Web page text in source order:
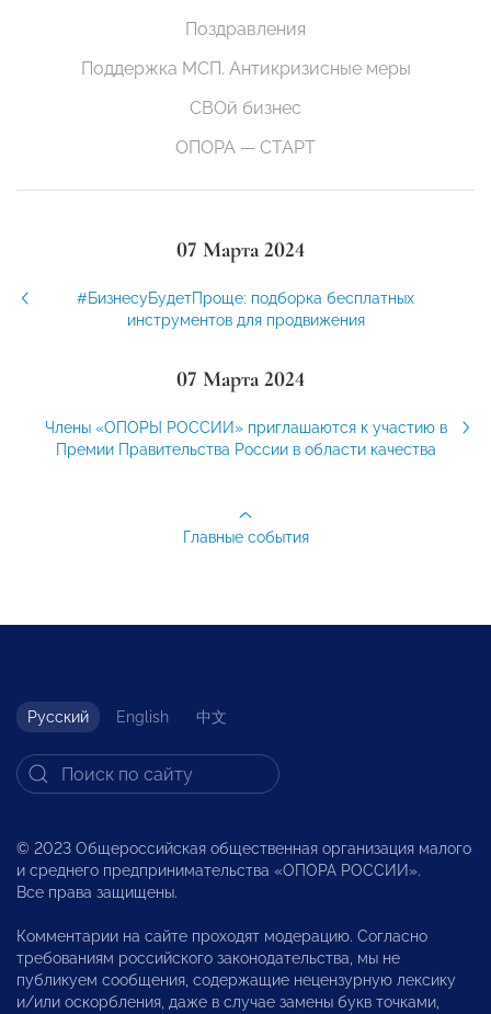
Поздравления
Поддержка МСП. Антикризисные меры
СВОй бизнес
ОПОРА — СТАРТ
07 Марта 2024
#БизнесуБудетПроще: подборка бесплатных
инструментов для продвижения
07 Марта 2024
Члены «ОПОРЫ РОССИИ» приглашаются к участию в
Премии Правительства России в области качества
Главные события
Русский English 中文
© 2023 Общероссийская общественная организация малого
и среднего предпринимательства «ОПОРА РОССИИ».
Все права защищены.
Комментарии на сайте проходят модерацию. Согласно
требованиям российского законодательства, мы не
публикуем сообщения, содержащие нецензурную лексику
и/или оскорбления, даже в случае замены букв точками,